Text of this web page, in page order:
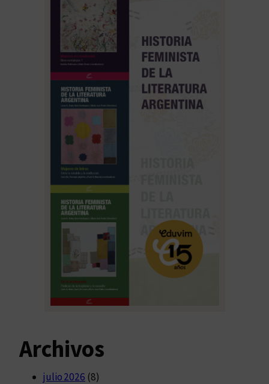
Archivos
julio 2026 (8)